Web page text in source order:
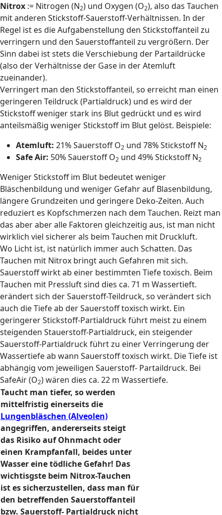
Nitrox := Nitrogen (N2) und Oxygen (O2), also das Tauchen
mit anderen Stickstoff-Sauerstoff-Verhältnissen. In der
Regel ist es die Aufgabenstellung den Stickstoffanteil zu
verringern und den Sauerstoffanteil zu vergrößern. Der
Sinn dabei ist stets die Verschiebung der Partaildrücke
(also der Verhältnisse der Gase in der Atemluft
zueinander).
Verringert man den Stickstoffanteil, so erreicht man einen
geringeren Teildruck (Partialdruck) und es wird der
Stickstoff weniger stark ins Blut gedrückt und es wird
anteilsmäßig weniger Stickstoff im Blut gelöst. Beispiele:
Atemluft: 21% Sauerstoff O2 und 78% Stickstoff N2
Safe Air: 50% Sauerstoff O2 und 49% Stickstoff N2
Weniger Stickstoff im Blut bedeutet weniger
Bläschenbildung und weniger Gefahr auf Blasenbildung,
längere Grundzeiten und geringere Deko-Zeiten. Auch
reduziert es Kopfschmerzen nach dem Tauchen. Reizt man
das aber aber alle Faktoren gleichzeitig aus, ist man nicht
wirklich viel sicherer als beim Tauchen mit Druckluft.
Wo Licht ist, ist natürlich immer auch Schatten. Das
Tauchen mit Nitrox bringt auch Gefahren mit sich.
Sauerstoff wirkt ab einer bestimmten Tiefe toxisch. Beim
Tauchen mit Pressluft sind dies ca. 71 m Wassertieft.
erändert sich der Sauerstoff-Teildruck, so verändert sich
auch die Tiefe ab der Sauerstoff toxisch wirkt. Ein
geringerer Stickstoff-Partialdruck führt meist zu einem
steigenden Stauerstoff-Partialdruck, ein steigender
Sauerstoff-Partialdruck führt zu einer Verringerung der
Wassertiefe ab wann Sauerstoff toxisch wirkt. Die Tiefe ist
abhängig vom jeweiligen Sauerstoff- Partaildruck. Bei
SafeAir (O2) wären dies ca. 22 m Wassertiefe.
Taucht man tiefer, so werden
mittelfristig einerseits die
Lungenbläschen (Alveolen)
angegriffen, andererseits steigt
das Risiko auf Ohnmacht oder
einen Krampfanfall, beides unter
Wasser eine tödliche Gefahr! Das
wichtisgste beim Nitrox-Tauchen
ist es sicherzustellen, dass man für
den betreffenden Sauerstoffanteil
bzw. Sauerstoff- Partialdruck nicht